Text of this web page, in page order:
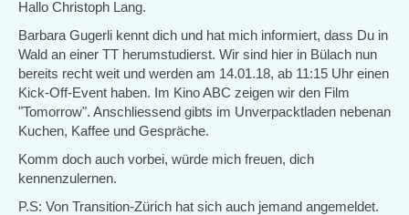
Hallo Christoph Lang.
Barbara Gugerli kennt dich und hat mich informiert, dass Du in
Wald an einer TT herumstudierst. Wir sind hier in Bülach nun
bereits recht weit und werden am 14.01.18, ab 11:15 Uhr einen
Kick-Off-Event haben. Im Kino ABC zeigen wir den Film
"Tomorrow". Anschliessend gibts im Unverpacktladen nebenan
Kuchen, Kaffee und Gespräche.
Komm doch auch vorbei, würde mich freuen, dich
kennenzulernen.
P.S: Von Transition-Zürich hat sich auch jemand angemeldet.